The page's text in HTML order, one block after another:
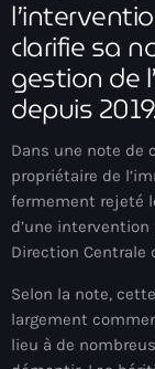
juillet 2026
juin 2026
mai 2026
mars 2026
février 2026
décembre 2025
novembre 2025
clarifie sa
gestion de
depuis
Dans une note de
propriétaire de
fermement rejeté
d’une
Direction Centrale
Selon la note,
largement
lieu à de